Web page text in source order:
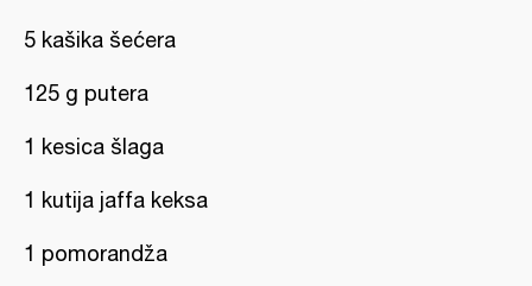
5 kašika šećera
125 g putera
1 kesica šlaga
1 kutija jaffa keksa
1 pomorandža